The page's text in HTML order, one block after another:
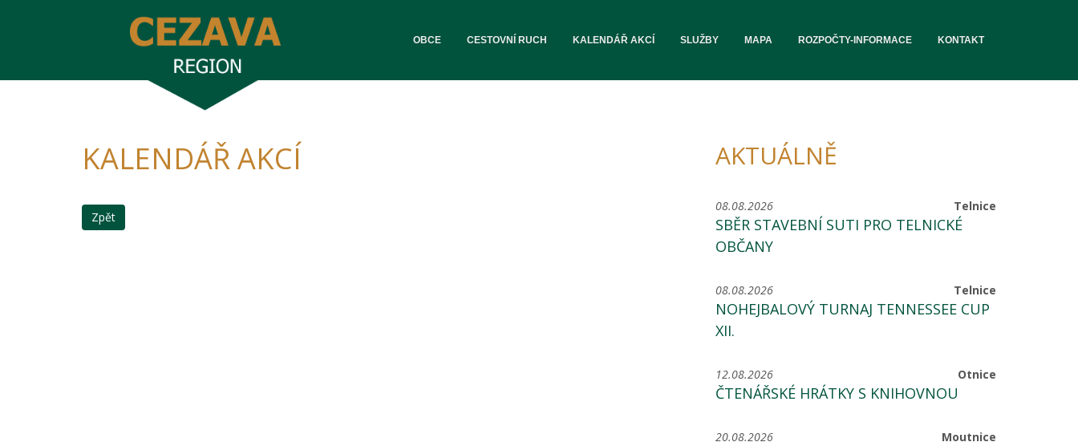
OBCE CESTOVNÍ RUCH KALENDÁŘ AKCÍ SLUŽBY MAPA ROZPOČTY-INFORMACE KONTAKT
KALENDÁŘ AKCÍ
Zpět
AKTUÁLNĚ
Telnice
08.08.2026
SBĚR STAVEBNÍ SUTI PRO TELNICKÉ
OBČANY
Telnice
08.08.2026
NOHEJBALOVÝ TURNAJ TENNESSEE CUP
XII.
Otnice
12.08.2026
ČTENÁŘSKÉ HRÁTKY S KNIHOVNOU
Moutnice
20.08.2026